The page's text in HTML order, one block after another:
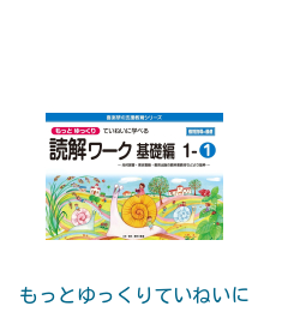
もっとゆっくりていねいに